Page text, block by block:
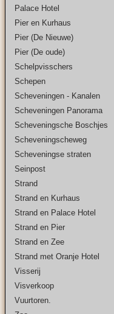
Palace Hotel
Pier en Kurhaus
Pier (De Nieuwe)
Pier (De oude)
Schelpvisschers
Schepen
Scheveningen - Kanalen
Scheveningen Panorama
Scheveningsche Boschjes
Scheveningscheweg
Scheveningse straten
Seinpost
Strand
Strand en Kurhaus
Strand en Palace Hotel
Strand en Pier
Strand en Zee
Strand met Oranje Hotel
Visserij
Visverkoop
Vuurtoren.